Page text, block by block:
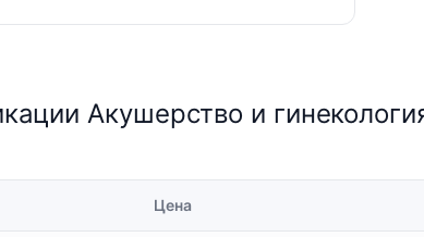
Акушерство и
Цена